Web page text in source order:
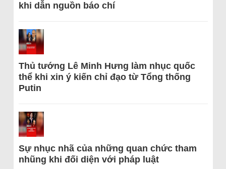
khi dẫn nguồn báo chí
Thủ tướng Lê Minh Hưng làm nhục quốc
thể khi xin ý kiến chỉ đạo từ Tổng thống
Putin
Sự nhục nhã của những quan chức tham
nhũng khi đối diện với pháp luật